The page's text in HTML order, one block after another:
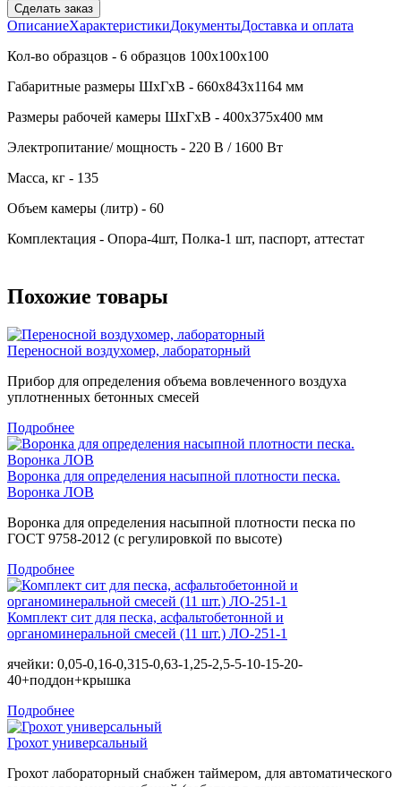
Сделать заказ
ОписаниеХарактеристикиДокументыДоставка и оплата
Кол-во образцов - 6 образцов 100х100х100
Габаритные размеры ШхГхВ - 660х843х1164 мм
Размеры рабочей камеры ШхГхВ - 400х375х400 мм
Электропитание/ мощность - 220 В / 1600 Вт
Масса, кг - 135
Объем камеры (литр) - 60
Комплектация - Опора-4шт, Полка-1 шт, паспорт, аттестат
Похожие товары
Переносной воздухомер, лабораторный
Прибор для определения объема вовлеченного воздуха
уплотненных бетонных смесей
Подробнее
Воронка для определения насыпной плотности песка.
Воронка ЛОВ
Воронка для определения насыпной плотности песка по
ГОСТ 9758-2012 (с регулировкой по высоте)
Подробнее
Комплект сит для песка, асфальтобетонной и
органоминеральной смесей (11 шт.) ЛО-251-1
ячейки: 0,05-0,16-0,315-0,63-1,25-2,5-5-10-15-20-
40+поддон+крышка
Подробнее
Грохот универсальный
Грохот лабораторный снабжен таймером, для автоматического